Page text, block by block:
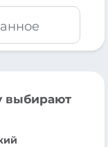
выбирают